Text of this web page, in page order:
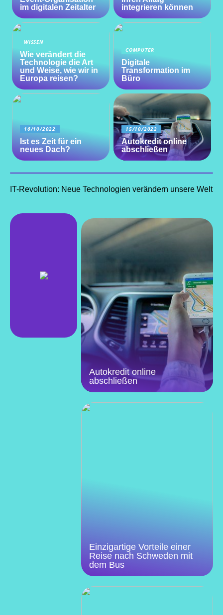
im digitalen Zeitalter
integrieren können
WISSEN
Wie verändert die
Technologie die Art
und Weise, wie wir in
Europa reisen?
COMPUTER
Digitale
Transformation im
Büro
16/10/2022
Ist es Zeit für ein
neues Dach?
15/10/2022
Autokredit online
abschließen
IT-Revolution: Neue Technologien verändern unsere Welt
Autokredit online
abschließen
Einzigartige Vorteile einer
Reise nach Schweden mit
dem Bus